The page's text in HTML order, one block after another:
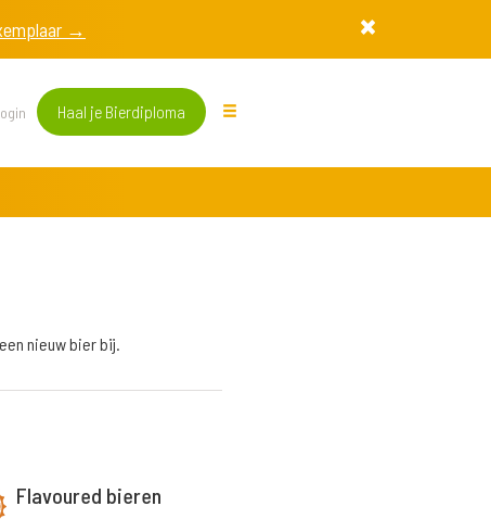
→
Haal je Bierdiploma
nieuw bier bij.
Flavoured bieren